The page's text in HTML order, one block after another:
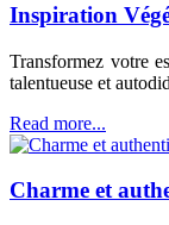
Inspiration
Transformez votre
talentueuse et
Read more...
Charme et